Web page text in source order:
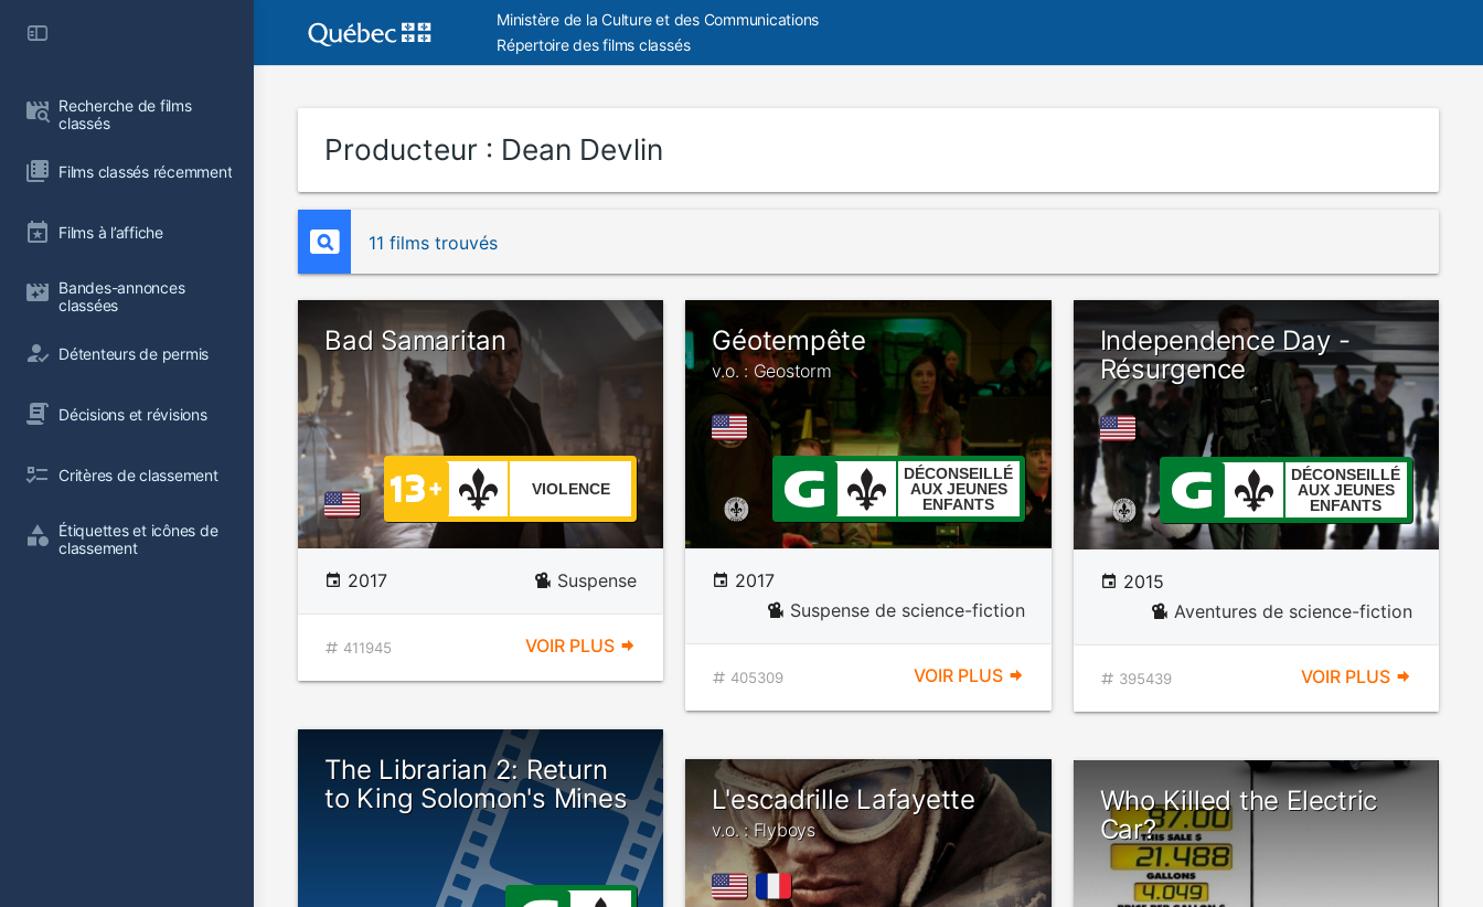
Recherche de films
classés
Films classés récemment
Films à l’affiche
Bandes-annonces
classées
Détenteurs de permis
Décisions et révisions
Critères de classement
Étiquettes et icônes de
classement
Ministère de la Culture et des Communications
Répertoire des films classés
Producteur : Dean Devlin
11 films trouvés
Bad Samaritan
VIOLENCE
2017 Suspense
411945 VOIR PLUS
Géotempête
v.o. : Geostorm
DÉCONSEILLÉ
AUX JEUNES
ENFANTS
2017
Suspense de science-fiction
405309 VOIR PLUS
Independence Day -
Résurgence
DÉCONSEILLÉ
AUX JEUNES
ENFANTS
2015
Aventures de science-fiction
395439 VOIR PLUS
The Librarian 2: Return
to King Solomon's Mines
L'escadrille Lafayette
v.o. : Flyboys
Who Killed the Electric
Car?